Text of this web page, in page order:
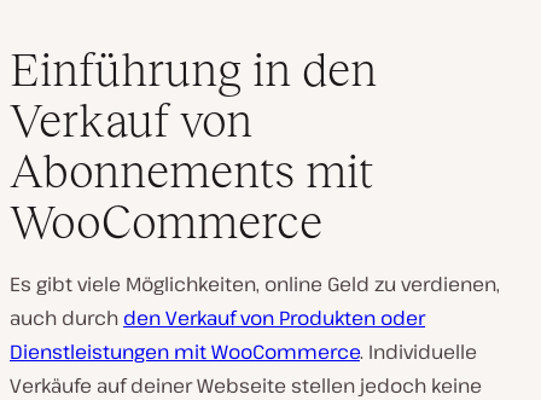
Einführung in den
Verkauf von
Abonnements mit
WooCommerce
Es gibt viele Möglichkeiten, online Geld zu verdienen,
auch durch den Verkauf von Produkten oder
Dienstleistungen mit WooCommerce. Individuelle
Verkäufe auf deiner Webseite stellen jedoch keine